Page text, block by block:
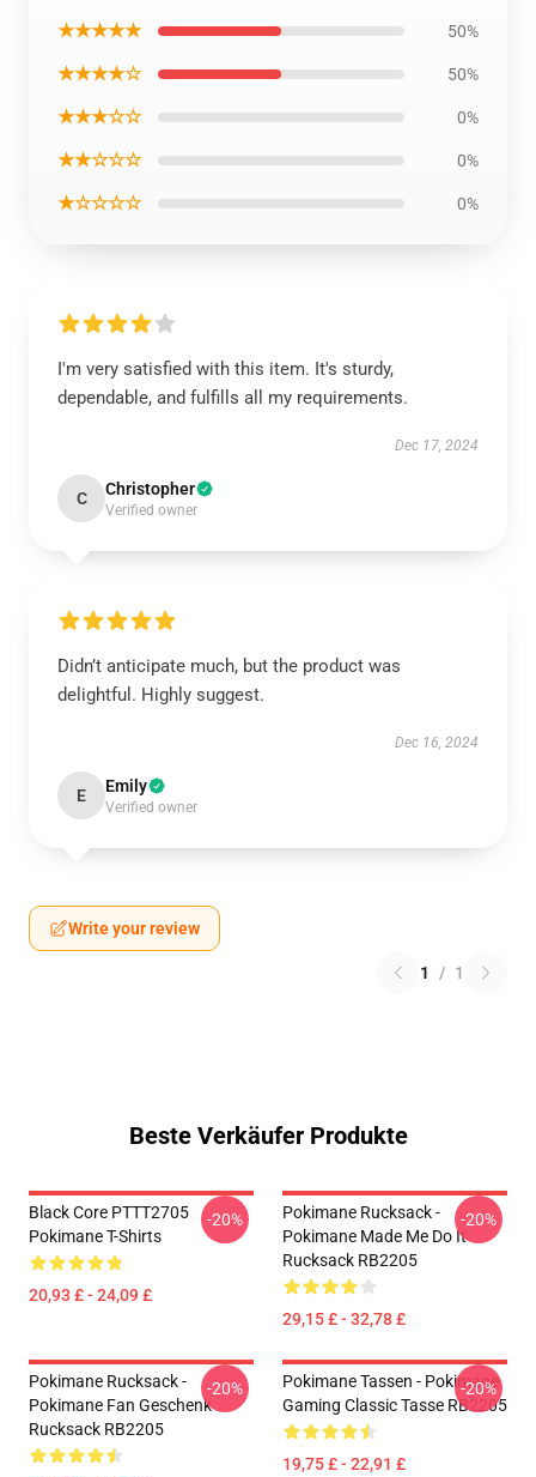
★★★★★ 50%
★★★★☆ 50%
★★★☆☆ 0%
★★☆☆☆ 0%
★☆☆☆☆ 0%
I'm very satisfied with this item. It's sturdy,
dependable, and fulfills all my requirements.
Dec 17, 2024
C Christopher
Verified owner
Didn’t anticipate much, but the product was
delightful. Highly suggest.
Dec 16, 2024
E Emily
Verified owner
Write your review
1 / 1
Beste Verkäufer Produkte
Black Core PTTT2705
Pokimane T-Shirts
20,93 £ - 24,09 £
-20%
Pokimane Rucksack -
Pokimane Made Me Do It
Rucksack RB2205
29,15 £ - 32,78 £
-20%
Pokimane Rucksack -
Pokimane Fan Geschenk
Rucksack RB2205
-20%
Pokimane Tassen - Pokimane
Gaming Classic Tasse RB2205
19,75 £ - 22,91 £
-20%